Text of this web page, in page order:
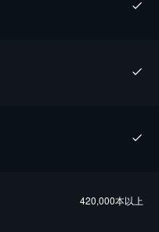
420,000本以上